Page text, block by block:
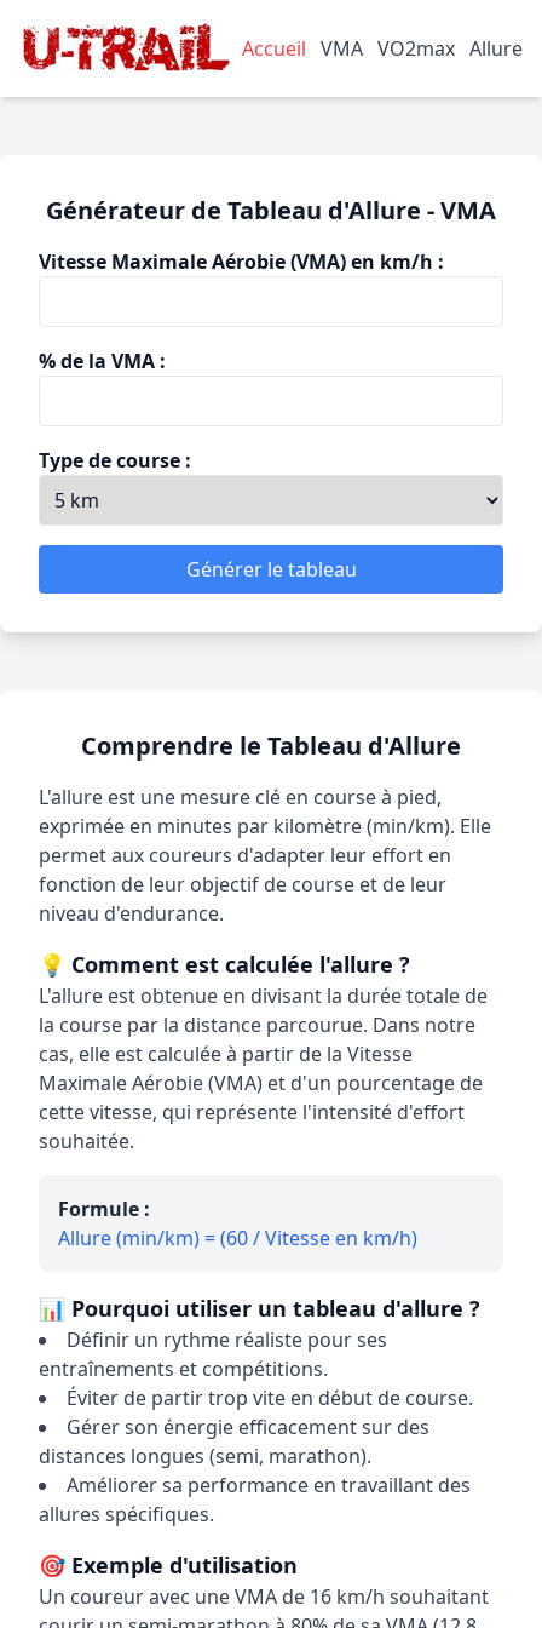
Accueil VMA VO2max Allure
Générateur de Tableau d'Allure - VMA
Vitesse Maximale Aérobie (VMA) en km/h :
% de la VMA :
Type de course :
Générer le tableau
Comprendre le Tableau d'Allure
L'allure est une mesure clé en course à pied,
exprimée en minutes par kilomètre (min/km). Elle
permet aux coureurs d'adapter leur effort en
fonction de leur objectif de course et de leur
niveau d'endurance.
💡 Comment est calculée l'allure ?
L'allure est obtenue en divisant la durée totale de
la course par la distance parcourue. Dans notre
cas, elle est calculée à partir de la Vitesse
Maximale Aérobie (VMA) et d'un pourcentage de
cette vitesse, qui représente l'intensité d'effort
souhaitée.
Formule :
Allure (min/km) = (60 / Vitesse en km/h)
📊 Pourquoi utiliser un tableau d'allure ?
Définir un rythme réaliste pour ses
entraînements et compétitions.
Éviter de partir trop vite en début de course.
Gérer son énergie efficacement sur des
distances longues (semi, marathon).
Améliorer sa performance en travaillant des
allures spécifiques.
🎯 Exemple d'utilisation
Un coureur avec une VMA de 16 km/h souhaitant